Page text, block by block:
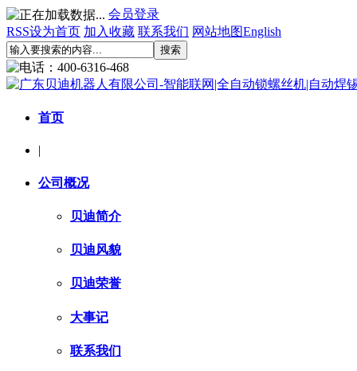
会员登录
RSS设为首页 加入收藏 联系我们 网站地图English
首页
|
公司概况
贝迪简介
贝迪风貌
贝迪荣誉
大事记
联系我们